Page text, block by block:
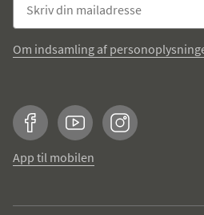
Om indsamling af
FacebookYouTubeInstagram
App til mobilen